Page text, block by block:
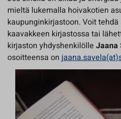
mieltä lukemalla hoivakotien
kaupunginkirjastoon. Voit
kaavakkeen kirjastossa tai
kirjaston yhdyshenkilölle Jaana
osoitteensa on